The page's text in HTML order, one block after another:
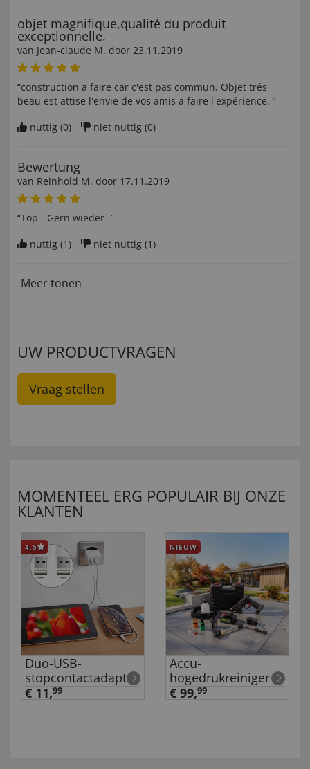
objet magnifique,qualité du produit
exceptionnelle.
van Jean-claude M. door 23.11.2019
“construction a faire car c'est pas commun. Objet trés
beau est attise l'envie de vos amis a faire l'expérience. ”
nuttig (0) niet nuttig (0)
Bewertung
van Reinhold M. door 17.11.2019
“Top - Gern wieder -”
nuttig (1) niet nuttig (1)
Meer tonen
UW PRODUCTVRAGEN
Vraag stellen
MOMENTEEL ERG POPULAIR BIJ ONZE
KLANTEN
4,5
Duo-USB-
stopcontactadapter
€ 11,99
NIEUW
Accu-
hogedrukreiniger
€ 99,99